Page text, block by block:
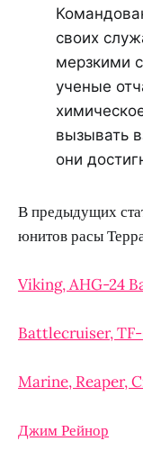
своих
мерзкими
ученые
вызывать
они
В предыдущих
юнитов расы
Viking, AHG-24
Battlecruiser,
Marine, Reaper,
Джим Рейнор